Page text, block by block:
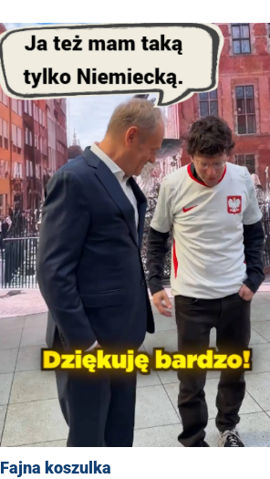
Fajna koszulka